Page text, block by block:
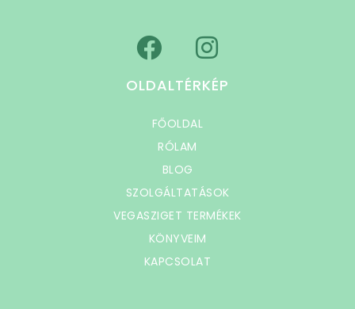
OLDALTÉRKÉP
FŐOLDAL
RÓLAM
BLOG
SZOLGÁLTATÁSOK
VEGASZIGET TERMÉKEK
KÖNYVEIM
KAPCSOLAT